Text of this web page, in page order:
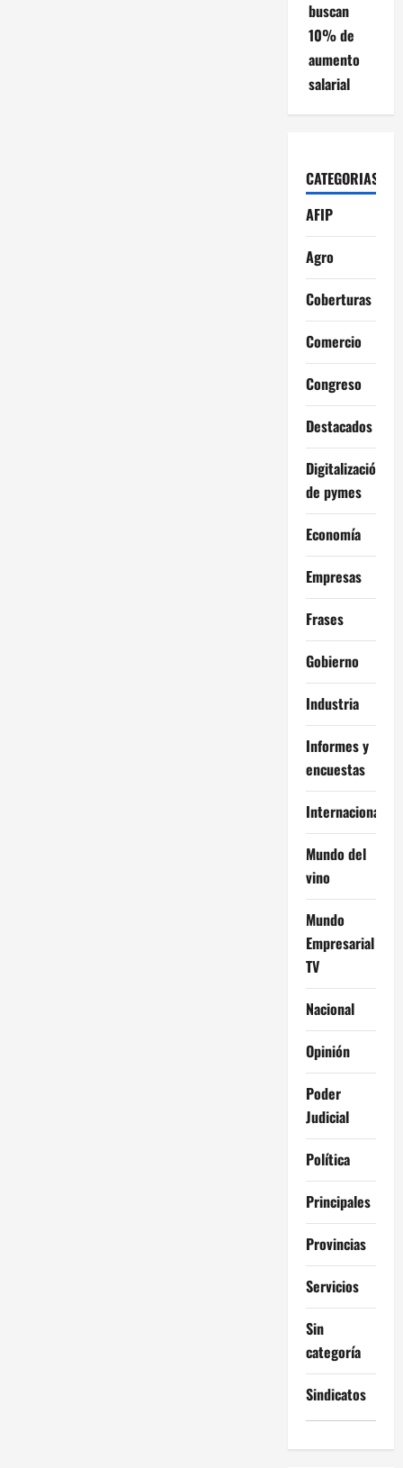
buscan
10% de
aumento
salarial
CATEGORIAS
AFIP
Agro
Coberturas
Comercio
Congreso
Destacados
Digitalización
de pymes
Economía
Empresas
Frases
Gobierno
Industria
Informes y
encuestas
Internacional
Mundo del
vino
Mundo
Empresarial
TV
Nacional
Opinión
Poder
Judicial
Política
Principales
Provincias
Servicios
Sin
categoría
Sindicatos